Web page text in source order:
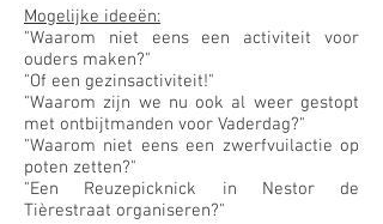
Mogelijke ideeën:
"Waarom niet eens een activiteit voor
ouders maken?"
"Of een gezinsactiviteit!"
"Waarom zijn we nu ook al weer gestopt
met ontbijtmanden voor Vaderdag?"
"Waarom niet eens een zwerfvuilactie op
poten zetten?"
"Een Reuzepicknick in Nestor de
Tièrestraat organiseren?"